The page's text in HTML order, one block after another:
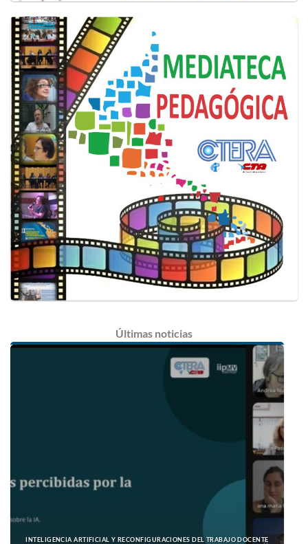
Últimas noticias
INTELIGENCIA ARTIFICIAL Y RECONFIGURACIONES DEL TRABAJO DOCENTE